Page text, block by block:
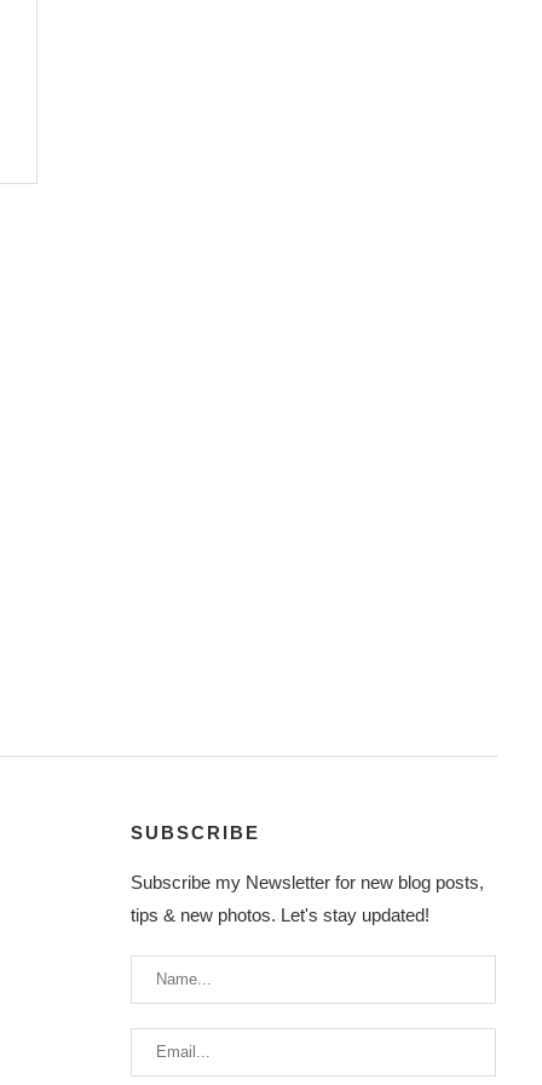
SUBSCRIBE
Subscribe my Newsletter for new blog posts,
tips & new photos. Let's stay updated!